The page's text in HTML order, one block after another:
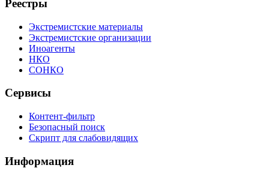
Реестры
Экстремистские материалы
Экстремистские организации
Иноагенты
НКО
СОНКО
Сервисы
Контент-фильтр
Безопасный поиск
Скрипт для слабовидящих
Информация